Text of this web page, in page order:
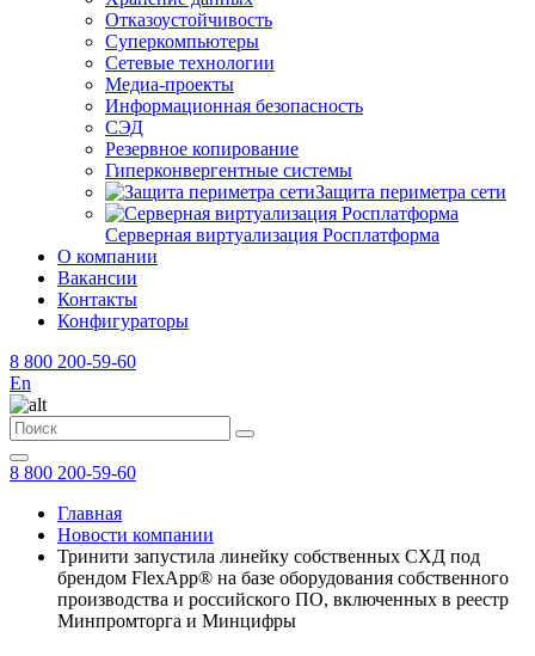
Отказоустойчивость
Суперкомпьютеры
Сетевые технологии
Медиа-проекты
Информационная безопасность
СЭД
Резервное копирование
Гиперконвергентные системы
Защита периметра сети
Серверная виртуализация Росплатформа
О компании
Вакансии
Контакты
Конфигураторы
8 800 200-59-60
En
8 800 200-59-60
Главная
Новости компании
Тринити запустила линейку собственных СХД под
брендом FlexApp® на базе оборудования собственного
производства и российского ПО, включенных в реестр
Минпромторга и Минцифры